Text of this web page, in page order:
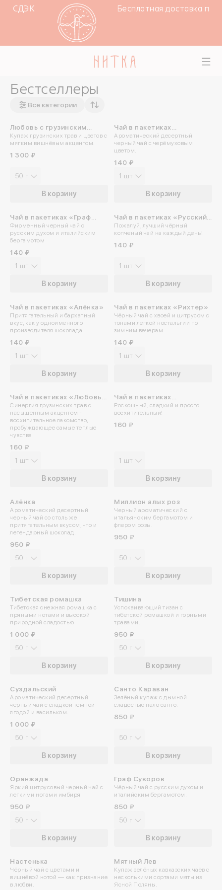
СДЭК Бесплатная доставка
Бестселлеры
Все категории
ПРОБУЙТЕ ХОЛОДНЫМ
Любовь с грузинским
акцентом
Купаж грузинских трав и цветов с
мягким вишнёвым акцентом.
1 300 ₽
В корзину
50 г
Чай в пакетиках
«Москвитянка»
Ароматический десертный
черный чай с черёмуховым
цветом.
140 ₽
В корзину
1 шт
Чай в пакетиках «Граф
Суворов»
Фирменный черный чай с
русским духом и италийским
бергамотом
140 ₽
В корзину
1 шт
Чай в пакетиках «Русский
караван»
Пожалуй, лучший чёрный
копченый чай на каждый день!
140 ₽
В корзину
1 шт
Чай в пакетиках «Алёнка»
Притягательный и бархатный
вкус, как у одноименного
производителя шоколада!
140 ₽
В корзину
1 шт
Чай в пакетиках «Рихтер»
Чёрный чай с хвоей и цитрусом с
тонами легкой ностальгии по
зимним вечерам.
140 ₽
В корзину
1 шт
Чай в пакетиках «Любовь с
грузинским акцентом»
Синергия грузинских трав с
насыщенным акцентом -
восхитительное лакомство,
пробуждающее самые теплые
чувства
160 ₽
В корзину
1 шт
Чай в пакетиках
«Кустодиевский»
Роскошный, сладкий и просто
восхитительный!
160 ₽
В корзину
1 шт
Алёнка
Ароматический десертный
черный чай со столь же
притягательным вкусом, что и
легендарный шоколад.
950 ₽
В корзину
50 г
Миллион алых роз
Черный ароматический с
итальянским бергамотом и
флером розы.
950 ₽
В корзину
50 г
Тибетская ромашка
Тибетская снежная ромашка с
пряными нотами и высокой
природной сладостью.
1 000 ₽
В корзину
50 г
Тишина
Успокаивающий тизан с
тибетской ромашкой и горными
травами.
950 ₽
В корзину
50 г
ПРОБУЙТЕ ХОЛОДНЫМ
Суздальский
Ароматический десертный
черный чай с сладкой темной
ягодой и васильком.
1 000 ₽
В корзину
50 г
Санто Караван
Зелёный купаж с дымной
сладостью пало санто.
850 ₽
В корзину
50 г
Оранжада
Яркий цитрусовый черный чай с
легкими нотами имбиря
950 ₽
В корзину
50 г
ПРОБУЙТЕ ХОЛОДНЫМ
Граф Суворов
Чёрный чай с русским духом и
италийским бергамотом.
850 ₽
В корзину
50 г
Настенька
Чёрный чай с цветами и
вишнёвой нотой — как признание
в любви.
ПРОБУЙТЕ ХОЛОДНЫМ
Мятный Лев
Купаж зелёных кавказских чаёв с
несколькими сортами мяты из
Ясной Поляны.